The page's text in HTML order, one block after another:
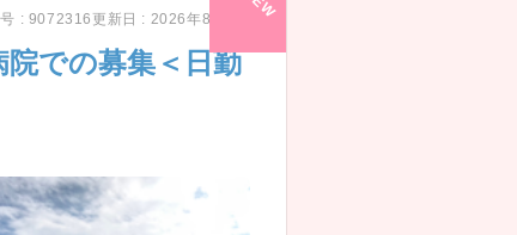
: 9072316更新日 : 2026年8月5日
での募集＜日勤